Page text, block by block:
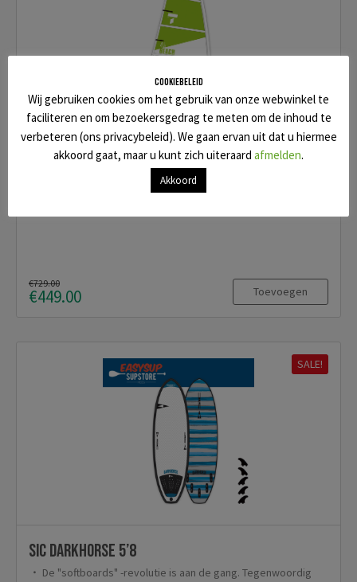
BEACH RIG 4.5
€729.00
€449.00 Toevoegen
SALE!
SIC Darkhorse 5’8
De "softboards" -revolutie is aan de gang. Tegenwoordig
Cookiebeleid
Wij gebruiken cookies om het gebruik van onze webwinkel te
faciliteren en om bezoekersgedrag te meten om de inhoud te
verbeteren (ons privacybeleid). We gaan ervan uit dat u hiermee
akkoord gaat, maar u kunt zich uiteraard afmelden.
Akkoord